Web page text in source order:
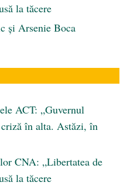
la tăcere
şi Arsenie Boca
ACT: „Guvernul
în alta. Astăzi, în
CNA: „Libertatea de
la tăcere